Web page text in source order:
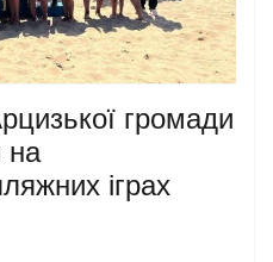
громади
на
іграх